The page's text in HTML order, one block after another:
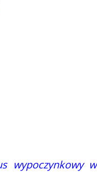
wypoczynkowy w